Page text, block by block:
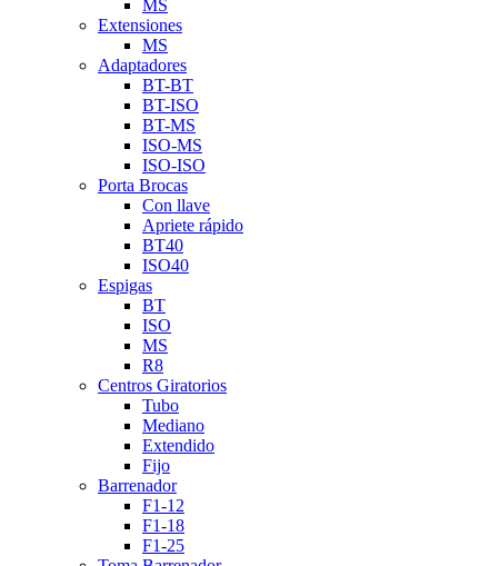
MS
Extensiones
MS
Adaptadores
BT-BT
BT-ISO
BT-MS
ISO-MS
ISO-ISO
Porta Brocas
Con llave
Apriete rápido
BT40
ISO40
Espigas
BT
ISO
MS
R8
Centros Giratorios
Tubo
Mediano
Extendido
Fijo
Barrenador
F1-12
F1-18
F1-25